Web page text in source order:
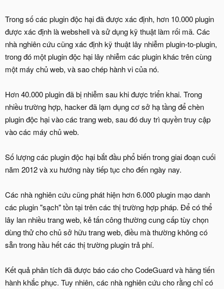
Trong số các plugin độc hại đã được xác định, hơn 10.000 plugin
được xác định là webshell và sử dụng kỹ thuật làm rối mã. Các
nhà nghiên cứu cũng xác định kỹ thuật lây nhiễm plugin-to-plugin,
trong đó một plugin độc hại lây nhiễm các plugin khác trên cùng
một máy chủ web, và sao chép hành vi của nó.
Hơn 40.000 plugin đã bị nhiễm sau khi được triển khai. Trong
nhiều trường hợp, hacker đã lạm dụng cơ sở hạ tầng để chèn
plugin độc hại vào các trang web, sau đó duy trì quyền truy cập
vào các máy chủ web.
Số lượng các plugin độc hại bắt đầu phổ biến trong giai đoạn cuối
năm 2012 và xu hướng này tiếp tục cho đến ngày nay.
Các nhà nghiên cứu cũng phát hiện hơn 6.000 plugin mạo danh
các plugin "sạch" tồn tại trên các thị trường hợp pháp. Để có thể
lây lan nhiều trang web, kẻ tấn công thường cung cấp tùy chọn
dùng thử cho chủ sở hữu trang web, điều mà thường không có
sẵn trong hầu hết các thị trường plugin trả phí.
Kết quả phân tích đã được báo cáo cho CodeGuard và hãng tiến
hành khắc phục. Tuy nhiên, các nhà nghiên cứu cho rằng chỉ có